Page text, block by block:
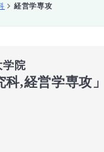
経営学専攻
学院
科,経営学専攻